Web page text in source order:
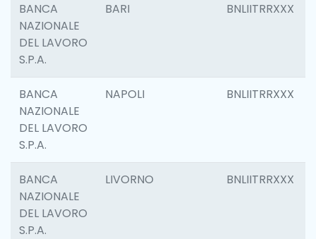
BANCA
NAZIONALE
DEL LAVORO
S.P.A.
BARI BNLIITRRXXX
BANCA
NAZIONALE
DEL LAVORO
S.P.A.
NAPOLI BNLIITRRXXX
BANCA
NAZIONALE
DEL LAVORO
S.P.A.
LIVORNO BNLIITRRXXX